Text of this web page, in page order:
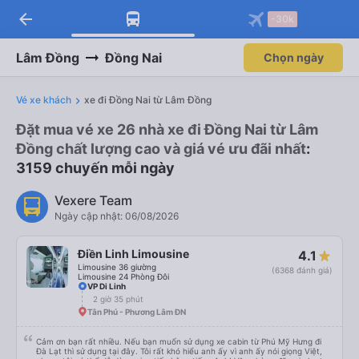
arrow_back -30k
Lâm Đồng Đồng Nai Chọn ngày
Vé xe khách xe đi Đồng Nai từ Lâm Đồng
Đặt mua vé xe 26 nhà xe đi Đồng Nai từ Lâm
Đồng chất lượng cao và giá vé ưu đãi nhất:
3159 chuyến mỗi ngày
Vexere Team
Ngày cập nhật: 06/08/2026
Điền Linh Limousine
Limousine 36 giường
Limousine 24 Phòng Đôi
4.1
(6368 đánh giá)
VP Di Linh
2 giờ 35 phút
Tân Phú - Phương Lâm ĐN
Cảm ơn bạn rất nhiều. Nếu bạn muốn sử dụng xe cabin từ Phú Mỹ Hưng đi
Đà Lạt thì sử dụng tại đây. Tôi rất khó hiểu anh ấy vì anh ấy nói giọng Việt,